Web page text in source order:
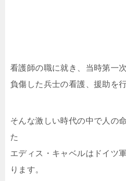
看護師の職に就き、当時第一
負傷した兵士の看護、援助を
そんな激しい時代の中で人の
た
エディス・キャベルはドイツ
ります。